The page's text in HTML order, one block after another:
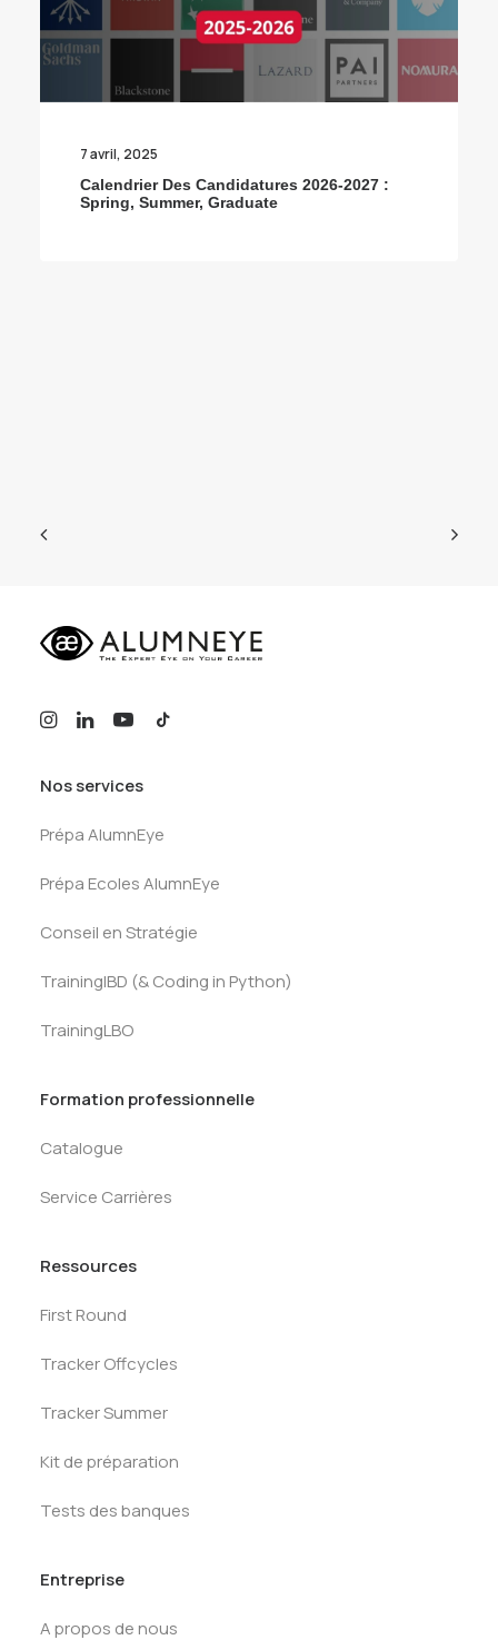
7 avril, 2025
Calendrier Des Candidatures 2026-2027 :
Spring, Summer, Graduate
Nos services
Prépa AlumnEye
Prépa Ecoles AlumnEye
Conseil en Stratégie
TrainingIBD (& Coding in Python)
TrainingLBO
Formation professionnelle
Catalogue
Service Carrières
Ressources
First Round
Tracker Offcycles
Tracker Summer
Kit de préparation
Tests des banques
Entreprise
A propos de nous